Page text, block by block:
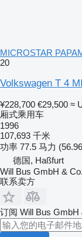
MICROSTAR
20
Volkswagen T 4
¥228,700 €29,500 ≈
厢式乘用车
1996
107,693 千米
功率 77.5 马力
德国, Haßfurt
Will Bus GmbH &
联系卖方
订阅 Will Bus